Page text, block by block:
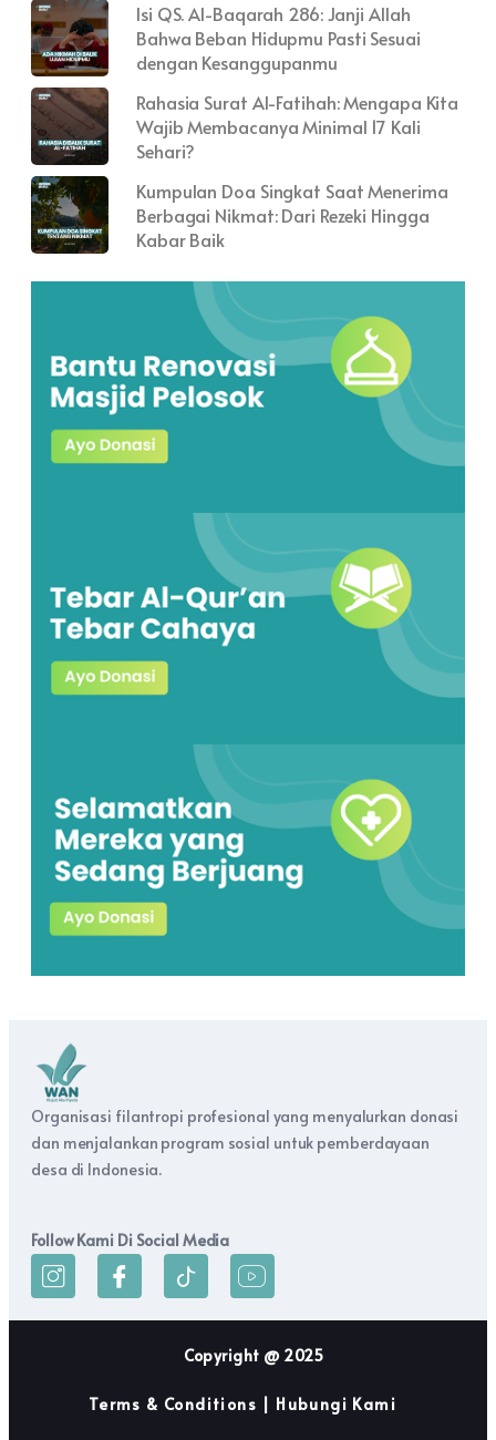
Isi QS. Al-Baqarah 286: Janji Allah
Bahwa Beban Hidupmu Pasti Sesuai
dengan Kesanggupanmu
Rahasia Surat Al-Fatihah: Mengapa Kita
Wajib Membacanya Minimal 17 Kali
Sehari?
Kumpulan Doa Singkat Saat Menerima
Berbagai Nikmat: Dari Rezeki Hingga
Kabar Baik
Organisasi filantropi profesional yang menyalurkan donasi
dan menjalankan program sosial untuk pemberdayaan
desa di Indonesia.
Follow Kami Di Social Media
Copyright @ 2025
Terms & Conditions | Hubungi Kami